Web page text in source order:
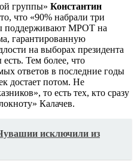
группы» Константин
что «90% набрали три
поддерживают МРОТ на
гарантированную
на выборах президента
Тем более, что
ответов в последние годы
достает потом. Не
то есть тех, кто сразу
Калачев.
исключили из